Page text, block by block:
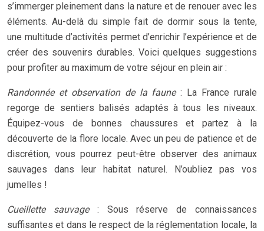
s’immerger pleinement dans la nature et de renouer avec les
éléments. Au-delà du simple fait de dormir sous la tente,
une multitude d’activités permet d’enrichir l’expérience et de
créer des souvenirs durables. Voici quelques suggestions
pour profiter au maximum de votre séjour en plein air :
Randonnée et observation de la faune: La France rurale
regorge de sentiers balisés adaptés à tous les niveaux.
Équipez-vous de bonnes chaussures et partez à la
découverte de la flore locale. Avec un peu de patience et de
discrétion, vous pourrez peut-être observer des animaux
sauvages dans leur habitat naturel. N’oubliez pas vos
jumelles !
Cueillette sauvage : Sous réserve de connaissances
suffisantes et dans le respect de la réglementation locale, la